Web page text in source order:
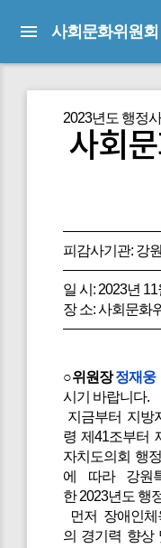
2023년도 행정
사회
피감사기관: 강
일 시: 2023년 11
장 소: 사회문화
○위원장정재웅
시기 바랍니다.
지금부터 지방
령 제41조부터
자치도의회 행
에 따라 강원
한 2023년도 행
먼저 장애인
의 경기력 향상